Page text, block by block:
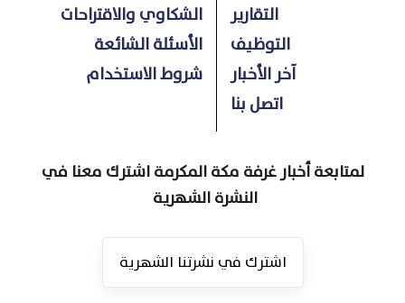
التقارير
التوظيف
آخر الأخبار
اتصل بنا
الشكاوي والاقتراحات
الأسئلة الشائعة
شروط الاستخدام
لمتابعة أخبار غرفة مكة المكرمة اشترك معنا في
النشرة الشهرية
اشترك في نشرتنا الشهرية